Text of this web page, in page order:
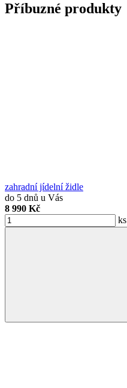
Příbuzné produkty
zahradní jídelní židle
do 5 dnů u Vás
8 990 Kč
ks